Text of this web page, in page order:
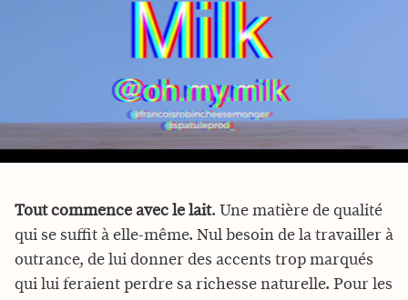
YouTube est désactivé. Autorisez le dépôt de cookies pour accéder au
Autoriser
Tout commence avec le lait. Une matière de qualité
qui se suffit à elle-même. Nul besoin de la travailler à
outrance, de lui donner des accents trop marqués
qui lui feraient perdre sa richesse naturelle. Pour les